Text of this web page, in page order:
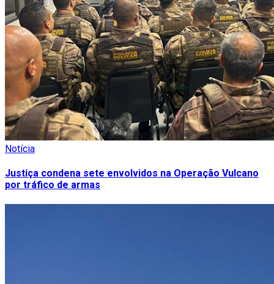
Notícia
Justiça condena sete envolvidos na Operação Vulcano
por tráfico de armas